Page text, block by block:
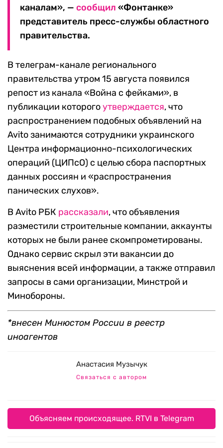
каналам», — сообщил «Фонтанке»
представитель пресс-службы областного
правительства.
В телеграм-канале регионального
правительства утром 15 августа появился
репост из канала «Война с фейками», в
публикации которогоутверждается, что
распространением подобных объявлений на
Avito занимаются сотрудники украинского
Центра информационно-психологических
операций (ЦИПсО) с целью сбора паспортных
данных россиян и «распространения
панических слухов».
В Avito РБК рассказали, что объявления
разместили строительные компании, аккаунты
которых не были ранее скомпрометированы.
Однако сервис скрыл эти вакансии до
выяснения всей информации, а также отправил
запросы в сами организации, Минстрой и
Минобороны.
*внесен Минюстом России в реестр
иноагентов
Анастасия Музычук
Связаться с автором
Объясняем происходящее. RTVI в Telegram